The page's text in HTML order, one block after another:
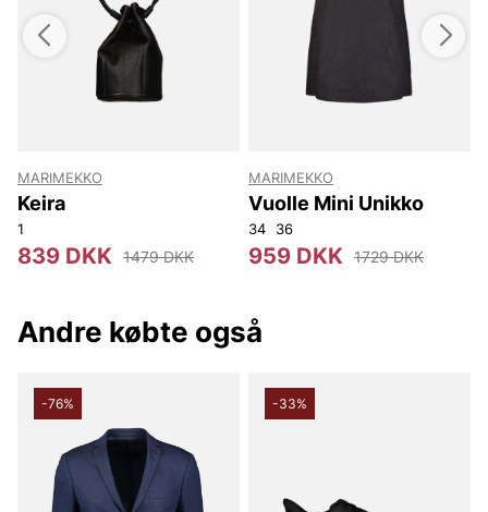
MARIMEKKO
Keira
1
839 DKK 1479 DKK
MARIMEKKO
Vuolle Mini Unikko
34 36
959 DKK 1729 DKK
Andre købte også
-76% -33%